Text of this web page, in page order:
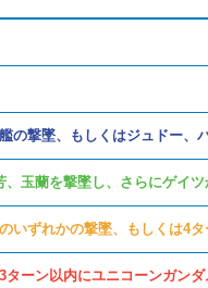
の撃墜、もしくはジュドー、
、玉蘭を撃墜し、さらにゲイ
いずれかの撃墜、もしくは4
ターン以内にユニコーンガン